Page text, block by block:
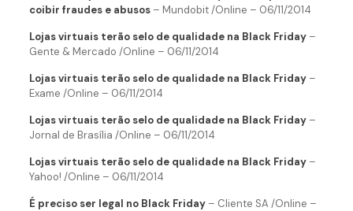
coibir fraudes e abusos– Mundobit /Online – 06/11/2014
Lojas virtuais terão selo de qualidade na Black Friday–
Gente & Mercado /Online – 06/11/2014
Lojas virtuais terão selo de qualidade na Black Friday–
Exame /Online – 06/11/2014
Lojas virtuais terão selo de qualidade na Black Friday–
Jornal de Brasília /Online – 06/11/2014
Lojas virtuais terão selo de qualidade na Black Friday–
Yahoo! /Online – 06/11/2014
É preciso ser legal no Black Friday– Cliente SA /Online –